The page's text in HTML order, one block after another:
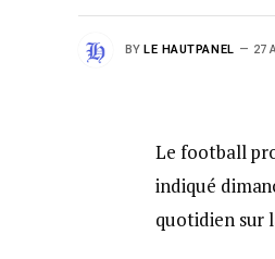
BY LE HAUTPANEL 27
Le football
indiqué
quotidien sur